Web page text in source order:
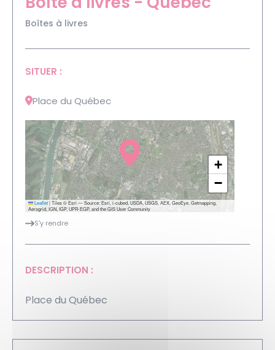
Boîtes à livres
SITUER :
Place du Québec
+
−
Leaflet |Tiles © Esri — Source: Esri, i-cubed, USDA, USGS, AEX, GeoEye, Getmapping,
Aerogrid, IGN, IGP, UPR-EGP, and the GIS User Community
S'y rendre
DESCRIPTION :
Place du Québec